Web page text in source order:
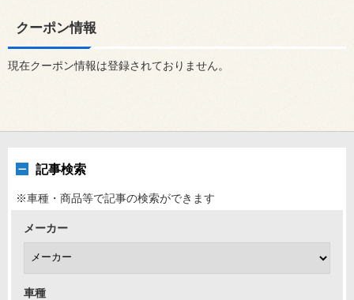
クーポン情報
現在クーポン情報は登録されておりません。
記事検索
※車種・商品等で記事の検索ができます
メーカー
車種